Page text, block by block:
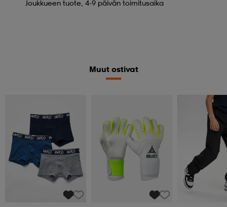
Joukkueen tuote, 4-9 päivän toimitusaika
Muut ostivat
Kampanja -25%